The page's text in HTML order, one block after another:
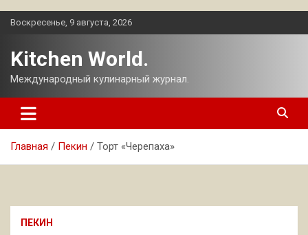
Перейти
Воскресенье, 9 августа, 2026
Kitchen World.
Международный кулинарный журнал.
Главная Пекин Торт «Черепаха»
ПЕКИН